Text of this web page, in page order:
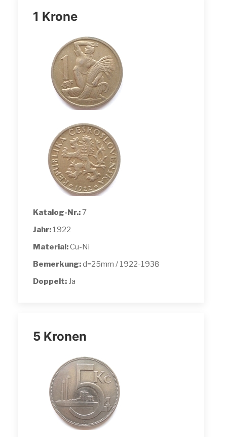
1 Krone
Katalog-Nr.:7
Jahr: 1922
Material:Cu-Ni
Bemerkung:d=25mm / 1922-1938
Doppelt: Ja
5 Kronen